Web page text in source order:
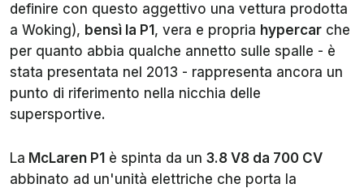
definire con questo aggettivo una vettura prodotta
a Woking), bensì la P1 , vera e propria hypercar che
per quanto abbia qualche annetto sulle spalle - è
stata presentata nel 2013 - rappresenta ancora un
punto di riferimento nella nicchia delle
supersportive.
La McLaren P1 è spinta da un 3.8 V8 da 700 CV
abbinato ad un'unità elettriche che porta la